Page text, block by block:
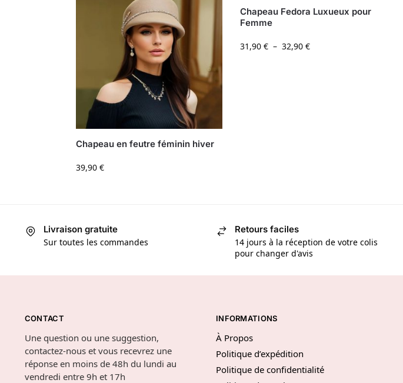
Chapeau en feutre féminin hiver
39,90 €
Chapeau Fedora Luxueux pour
Femme
31,90 € – 32,90 €
Livraison gratuite
Sur toutes les commandes
Retours faciles
14 jours à la réception de votre colis
pour changer d'avis
CONTACT
Une question ou une suggestion,
contactez-nous et vous recevrez une
réponse en moins de 48h du lundi au
vendredi entre 9h et 17h
INFORMATIONS
À Propos
Politique d’expédition
Politique de confidentialité